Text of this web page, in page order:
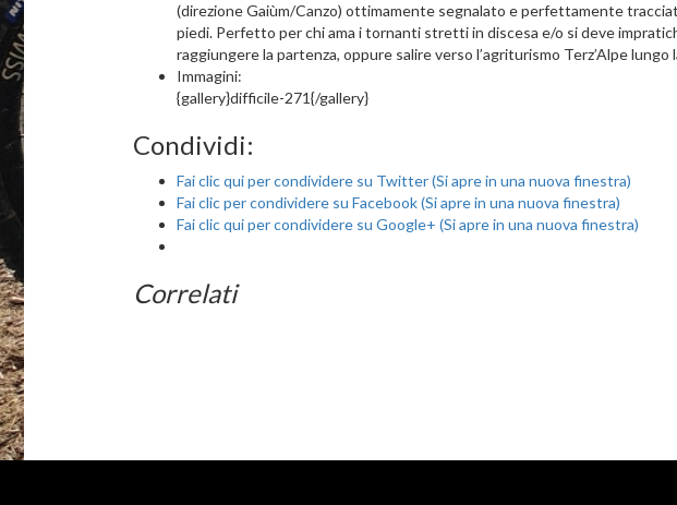
(direzione Gaiùm/Canzo) ottimamente segnalato e perfettamente
piedi. Perfetto per chi ama i tornanti stretti in discesa e/o si deve
raggiungere la partenza, oppure salire verso l’agriturismo Terz’Alpe
Immagini:
{gallery}difficile-271{/gallery}
Condividi:
Fai clic qui per condividere su Twitter (Si apre in una nuova finestra)
Fai clic per condividere su Facebook (Si apre in una nuova finestra)
Fai clic qui per condividere su Google+ (Si apre in una nuova finestra)
Correlati